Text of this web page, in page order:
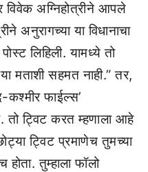
विवेक अग्निहोत्रीने आपले
अनुरागच्या या विधानाचा
लिहिली. यामध्ये तो
मताशी सहमत नाही.” तर,
कश्मीर फाईल्स’
तो ट्विट करत म्हणाला आहे
ट्विट प्रमाणेच तुमच्या
होता. तुम्हाला फॉलो